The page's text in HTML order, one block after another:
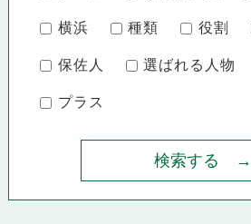
横浜 種類 役割
保佐人 選ばれる人物
プラス